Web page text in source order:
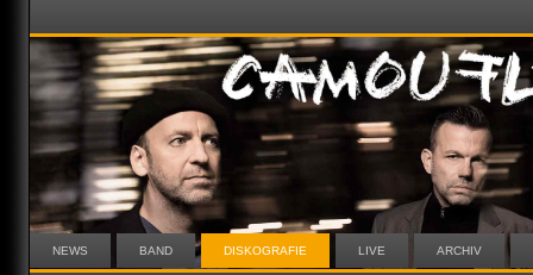
NEWS BAND DISKOGRAFIE LIVE ARCHIV